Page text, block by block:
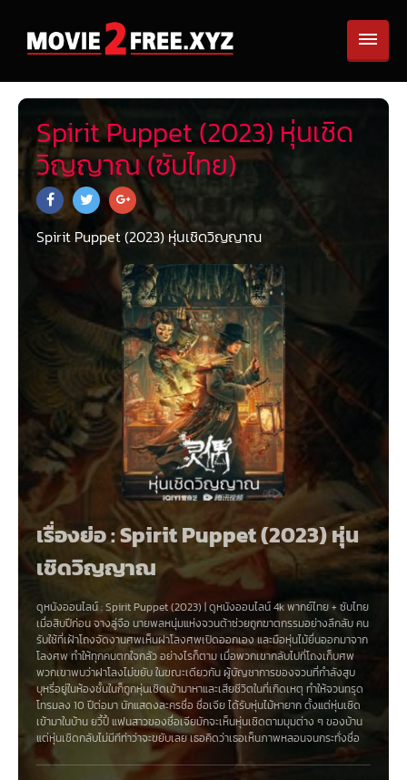
Spirit Puppet (2023) หุ่นเชิด
วิญญาณ (ซับไทย)
Spirit Puppet (2023) หุ่นเชิดวิญญาณ
เรื่องย่อ : Spirit Puppet (2023) หุ่น
เชิดวิญญาณ
ดูหนังออนไลน์:Spirit Puppet (2023)|ดูหนังออนไลน์ 4kพากย์ไทย + ซับไทย
เมื่อสิบปีก่อน จางลู่จือ นายพลหนุ่มแห่งจวนต้าซ่วยถูกฆาตกรรมอย่างลึกลับ คน
รับใช้ที่เฝ้าโถงจัดงานศพเห็นฝาโลงศพเปิดออกเอง และมือหุ่นไม้ยื่นออกมาจาก
โลงศพ ทำให้ทุกคนตกใจกลัว อย่างไรก็ตาม เมื่อพวกเขากลับไปที่โถงเก็บศพ
พวกเขาพบว่าฝาโลงไม่ขยับ ในขณะเดียวกัน ผู้บัญชาการของจวนที่กำลังสูบ
บุหรี่อยู่ในห้องชั้นในก็ถูกหุ่นเชิดเข้ามาหาและเสียชีวิตในที่เกิดเหตุ ทำให้จวนทรุด
โทรมลง 10 ปีต่อมา นักแสดงละครชื่อ ชื่อเจีย ได้รับหุ่นไม้หายาก ตั้งแต่หุ่นเชิด
เข้ามาในบ้าน ยวี้ปี้ แฟนสาวของชื่อเจียมักจะเห็นหุ่นเชิดตามมุมต่าง ๆ ของบ้าน
แต่หุ่นเชิดกลับไม่มีทีท่าว่าจะขยับเลย เธอคิดว่าเธอเห็นภาพหลอนจนกระทั่งชื่อ
เจียถูกแขวนบนหลังคาเหมือนหุ่นเชิดและเสียชีวิตอย่างลึกลับ เพื่อเปิดเผยความ
จริงเกี่ยวกับการฆาตกรรมของชื่อเจีย เจ้าหน้าที่ตำรวจเฉาหยวน